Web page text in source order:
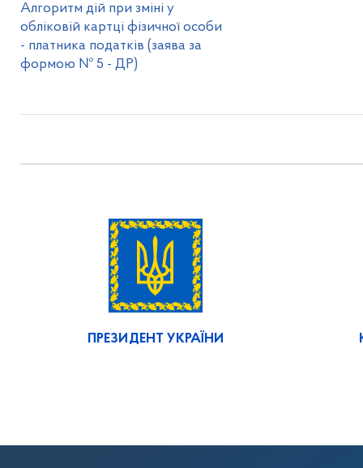
Алгоритм дій при зміні у
обліковій картці фізичної особи
- платника податків (заява за
формою № 5 - ДР)
ПРЕЗИДЕНТ УКРАЇНИ